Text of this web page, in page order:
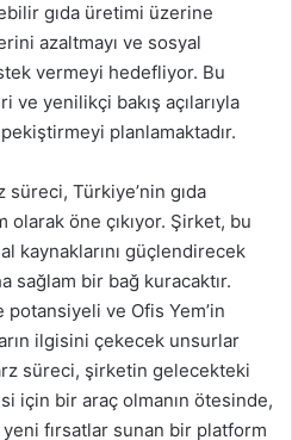
gıda üretimi üzerine
azaltmayı ve sosyal
vermeyi hedefliyor. Bu
yenilikçi bakış açılarıyla
planlamaktadır.
süreci, Türkiye’nin gıda
öne çıkıyor. Şirket, bu
kaynaklarını güçlendirecek
sağlam bir bağ kuracaktır.
ve Ofis Yem’in
ilgisini çekecek unsurlar
süreci, şirketin gelecekteki
için bir araç olmanın ötesinde,
yeni fırsatlar sunan bir platform